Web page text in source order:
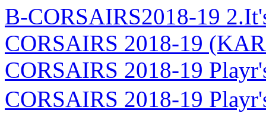
B-CORSAIRS2018-19
CORSAIRS 2018-19
CORSAIRS 2018-19
CORSAIRS 2018-19